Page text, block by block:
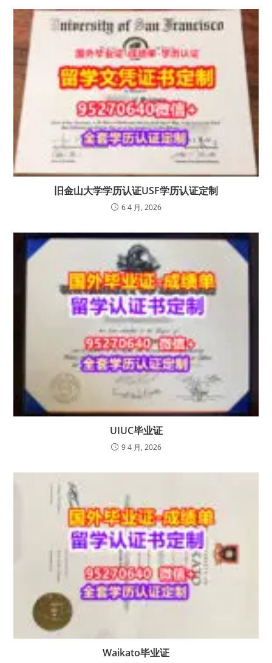
旧金山大学学历认证USF学历认证定制
6 4 月, 2026
UIUC毕业证
9 4 月, 2026
Waikato毕业证